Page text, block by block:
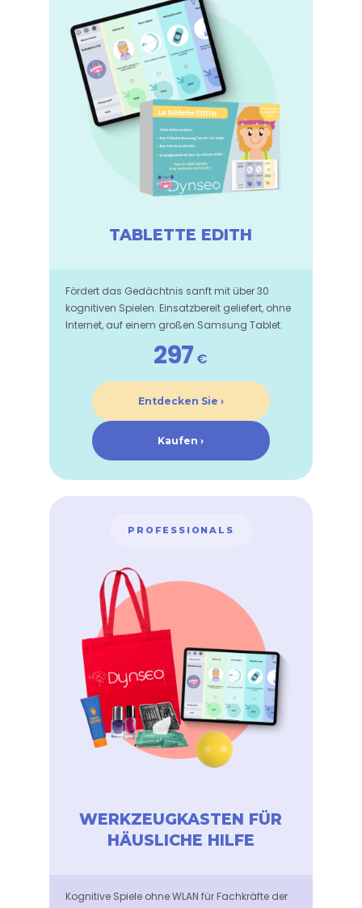
TABLETTE EDITH
Fördert das Gedächtnis sanft mit über 30
kognitiven Spielen. Einsatzbereit geliefert, ohne
Internet, auf einem großen Samsung Tablet.
297 €
Entdecken Sie ›
Kaufen ›
PROFESSIONALS
WERKZEUGKASTEN FÜR
HÄUSLICHE HILFE
Kognitive Spiele ohne WLAN für Fachkräfte der